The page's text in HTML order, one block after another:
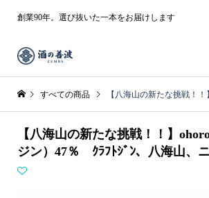
創業90年。選び抜いた一本をお届けします
すべての商品 【八海山の新たな挑戦！！】ohoro GIN（オホロジ
【八海山の新たな挑戦！！】
ジン）47％ ｸﾗﾌﾄｼﾞﾝ、八海山、